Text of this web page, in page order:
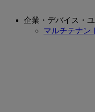
企業・デバイス・
マルチテナン